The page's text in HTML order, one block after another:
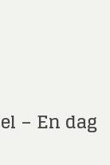
– En dag